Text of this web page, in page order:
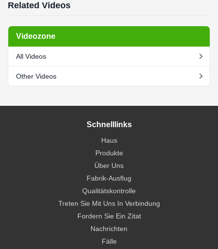
Related Videos
Videozone
All Videos
Other Videos
Schnelllinks
Haus
Produkte
Über Uns
Fabrik-Ausflug
Qualitätskontrolle
Treten Sie Mit Uns In Verbindung
Fordern Sie Ein Zitat
Nachrichten
Fälle